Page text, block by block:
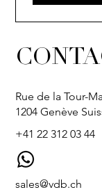
Rue de la Tour-
1204 Genève
+41 22 312 03 44
sales@vdb.ch